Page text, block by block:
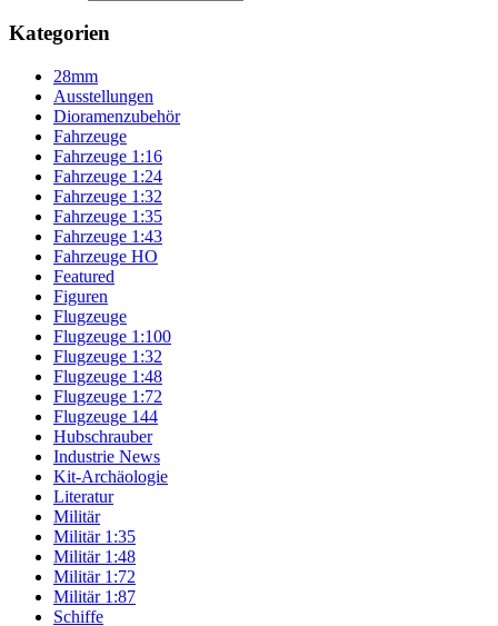
Kategorien
28mm
Ausstellungen
Dioramenzubehör
Fahrzeuge
Fahrzeuge 1:16
Fahrzeuge 1:24
Fahrzeuge 1:32
Fahrzeuge 1:35
Fahrzeuge 1:43
Fahrzeuge HO
Featured
Figuren
Flugzeuge
Flugzeuge 1:100
Flugzeuge 1:32
Flugzeuge 1:48
Flugzeuge 1:72
Flugzeuge 144
Hubschrauber
Industrie News
Kit-Archäologie
Literatur
Militär
Militär 1:35
Militär 1:48
Militär 1:72
Militär 1:87
Schiffe